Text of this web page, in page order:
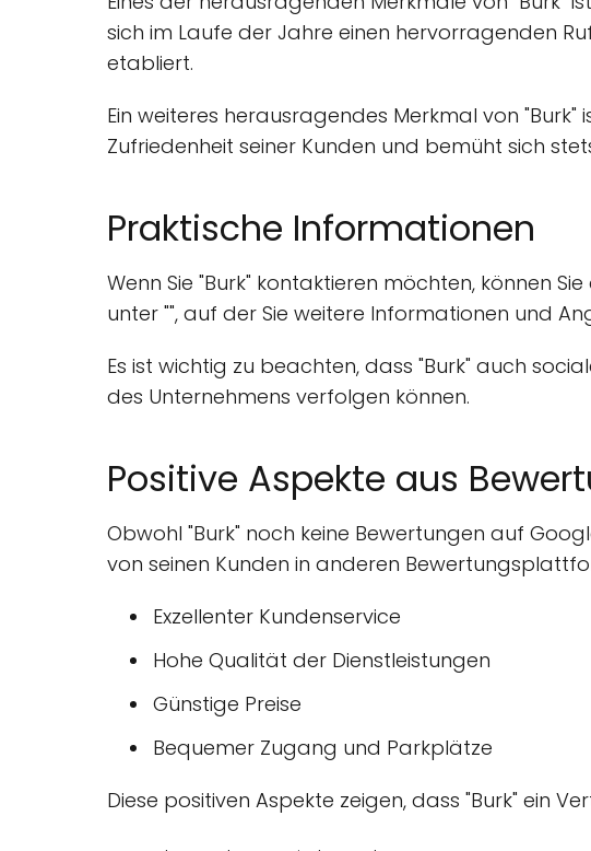
sich im Laufe der Jahre einen hervorragenden
etabliert.
Ein weiteres herausragendes Merkmal von
Zufriedenheit seiner Kunden und bemüht sich
Praktische Informationen
Wenn Sie "Burk" kontaktieren möchten, können
unter "", auf der Sie weitere Informationen und
Es ist wichtig zu beachten, dass "Burk" auch
des Unternehmens verfolgen können.
Positive Aspekte aus
Obwohl "Burk" noch keine Bewertungen auf
von seinen Kunden in anderen
Exzellenter Kundenservice
Hohe Qualität der Dienstleistungen
Günstige Preise
Bequemer Zugang und Parkplätze
Diese positiven Aspekte zeigen, dass "Burk" ein